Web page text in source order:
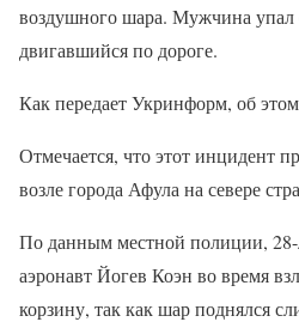
воздушного шара. Мужчина упал
двигавшийся по дороге.
Как передает Укринформ, об
Отмечается, что этот инцидент
возле города Афула на севере
По данным местной полиции,
аэронавт Йогев Коэн во время
корзину, так как шар поднялся